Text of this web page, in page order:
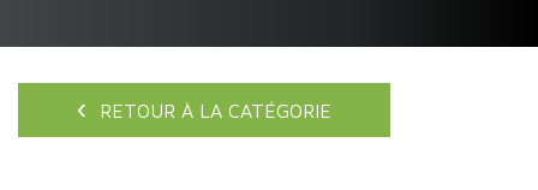
RETOUR À LA CATÉGORIE